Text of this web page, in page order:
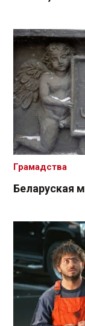
Беларуская
Грамадства